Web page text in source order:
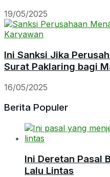
19/05/2025
Ini Sanksi Jika
Surat Paklaring bagi
16/05/2025
Berita Populer
Ini Deretan Pasal
Lalu Lintas